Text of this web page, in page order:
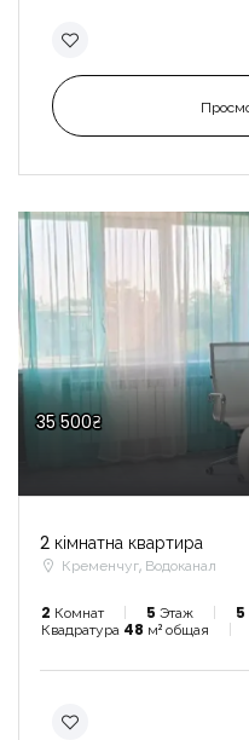
35 500₴
2 кімнатна квартира
Кременчуг, Водоканал
2 Комнат 5 Этаж 5
Квадратура 48 м² общая